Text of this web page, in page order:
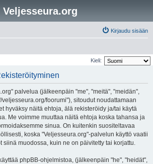
Veljesseura.org
Kirjaudu sisään
Kieli:
palvelua (jälkeenpäin "me", "meitä", "meidän",
veljesseura.org/foorumi"), sitoudut noudattamaan
hyväksy näitä ehtoja, älä rekisteröidy ja/tai käytä
Me voimme muuttaa näitä ehtoja koska tahansa ja
sinua. On kuitenkin suositeltavaa
koska "Veljesseura.org"-palvelun käyttö vaatii
siinä muodossa, kuin ne on päivitetty tai korjattu.
phpBB-ohjelmistoa, (jälkeenpäin "he", "heidät",